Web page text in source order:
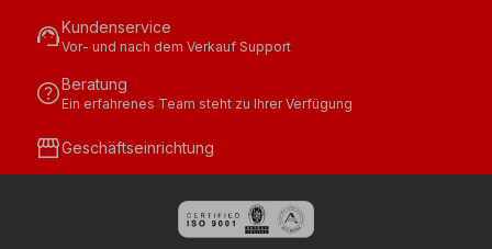
support_agentKundenservice
Vor- und nach dem Verkauf Support
helpBeratung
Ein erfahrenes Team steht zu Ihrer Verfügung
storefrontGeschäftseinrichtung